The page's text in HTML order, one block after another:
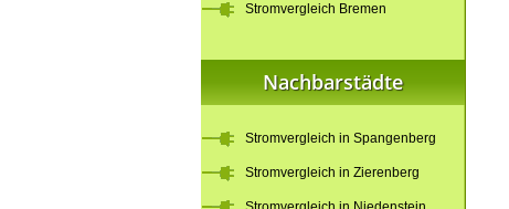
Stromvergleich Bremen
Nachbarstädte
Stromvergleich in Spangenberg
Stromvergleich in Zierenberg